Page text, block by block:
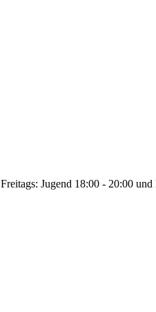
Freitags: Jugend 18:00 - 20:00